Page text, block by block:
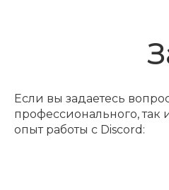
Если вы задаетесь
профессионального,
опыт работы с Discord: